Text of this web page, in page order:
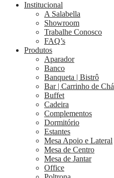
Institucional
A Salabella
Showroom
Trabalhe Conosco
FAQ’s
Produtos
Aparador
Banco
Banqueta | Bistrô
Bar | Carrinho de Chá
Buffet
Cadeira
Complementos
Dormitório
Estantes
Mesa Apoio e Lateral
Mesa de Centro
Mesa de Jantar
Office